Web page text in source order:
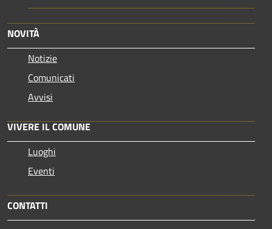
NOVITÀ
Notizie
Comunicati
Avvisi
VIVERE IL COMUNE
Luoghi
Eventi
CONTATTI